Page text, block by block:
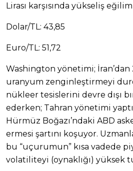
Lirası karşısında yükseliş
Dolar/TL: 43,85
Euro/TL: 51,72
Washington yönetimi; İran’dan
uranyum zenginleştirmeyi
nükleer tesislerini devre dışı
ederken; Tahran yönetimi
Hürmüz Boğazı’ndaki ABD
ermesi şartını koşuyor.
bu “uçurumun” kısa vadede
volatiliteyi (oynaklığı) yüksek